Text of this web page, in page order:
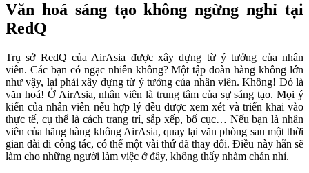
Văn hoá sáng tạo không ngừng nghỉ tại
RedQ
Trụ sở RedQ của AirAsia được xây dựng từ ý tưởng của nhân
viên. Các bạn có ngạc nhiên không? Một tập đoàn hàng không lớn
như vậy, lại phải xây dựng từ ý tưởng của nhân viên. Không! Đó là
văn hoá! Ở AirAsia, nhân viên là trung tâm của sự sáng tạo. Mọi ý
kiến của nhân viên nếu hợp lý đều được xem xét và triển khai vào
thực tế, cụ thể là cách trang trí, sắp xếp, bố cục… Nếu bạn là nhân
viên của hãng hàng không AirAsia, quay lại văn phòng sau một thời
gian dài đi công tác, có thể một vài thứ đã thay đổi. Điều này hẳn sẽ
làm cho những người làm việc ở đây, không thấy nhàm chán nhỉ.